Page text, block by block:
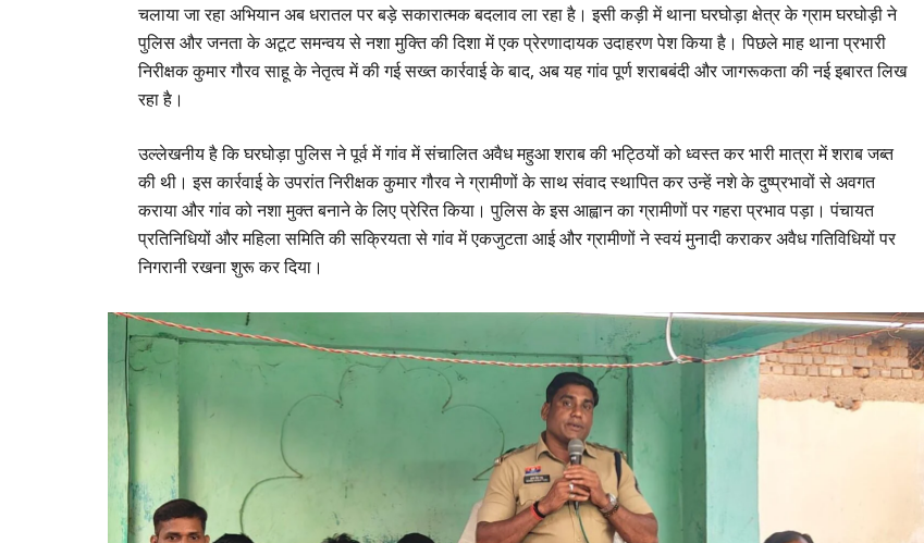
चलाया जा रहा अभियान अब धरातल पर बड़े सकारात्मक बदलाव ला रहा है। इसी कड़ी में थाना घरघोड़ा क्षेत्र के ग्राम घरघोड़ी ने
पुलिस और जनता के अटूट समन्वय से नशा मुक्ति की दिशा में एक प्रेरणादायक उदाहरण पेश किया है। पिछले माह थाना प्रभारी
निरीक्षक कुमार गौरव साहू के नेतृत्व में की गई सख्त कार्रवाई के बाद, अब यह गांव पूर्ण शराबबंदी और जागरूकता की नई इबारत लिख
रहा है।
​उल्लेखनीय है कि घरघोड़ा पुलिस ने पूर्व में गांव में संचालित अवैध महुआ शराब की भट्ठियों को ध्वस्त कर भारी मात्रा में शराब जब्त
की थी। इस कार्रवाई के उपरांत निरीक्षक कुमार गौरव ने ग्रामीणों के साथ संवाद स्थापित कर उन्हें नशे के दुष्प्रभावों से अवगत
कराया और गांव को नशा मुक्त बनाने के लिए प्रेरित किया। पुलिस के इस आह्वान का ग्रामीणों पर गहरा प्रभाव पड़ा। पंचायत
प्रतिनिधियों और महिला समिति की सक्रियता से गांव में एकजुटता आई और ग्रामीणों ने स्वयं मुनादी कराकर अवैध गतिविधियों पर
निगरानी रखना शुरू कर दिया।